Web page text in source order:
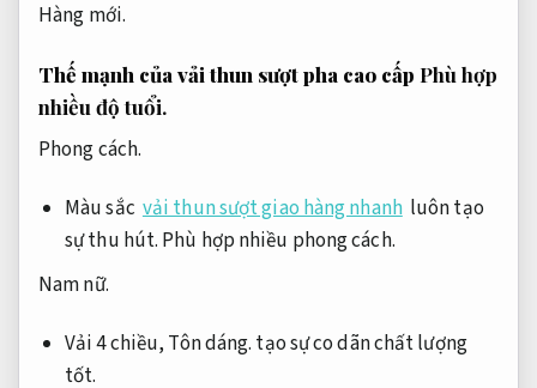
Hàng mới.
Thế mạnh của vải thun sượt pha cao cấp Phù hợp
nhiều độ tuổi.
Phong cách.
Màu sắc vải thun sượt giao hàng nhanh luôn tạo
sự thu hút. Phù hợp nhiều phong cách.
Nam nữ.
Vải 4 chiều, Tôn dáng. tạo sự co dãn chất lượng
tốt.